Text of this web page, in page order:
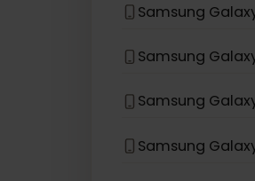
Samsung
Samsung
Samsung
Samsung